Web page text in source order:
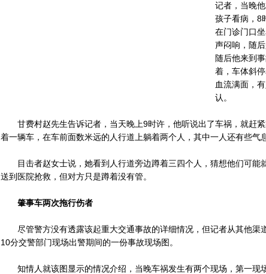
记者，当晚
孩子看病，8
在门诊门口
声闷响，随
随后他来到
着，车体斜
血流满面，
认。
甘费村赵先生告诉记者，当天晚上9时许，他听说出了车祸，就赶紧
着一辆车，在车前面数米远的人行道上躺着两个人，其中一人还有些气息
目击者赵女士说，她看到人行道旁边蹲着三四个人，猜想他们可能
送到医院抢救，但对方只是蹲着没有管。
肇事车两次拖行伤者
尽管警方没有透露该起重大交通事故的详细情况，但记者从其他渠
10分交警部门现场出警期间的一份事故现场图。
知情人就该图显示的情况介绍，当晚车祸发生有两个现场，第一现